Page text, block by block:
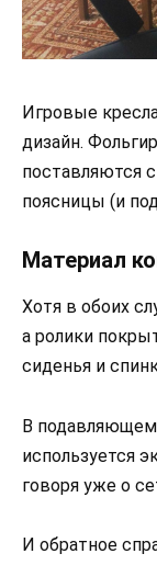
Игровые
дизайн.
поставляются
поясницы (и
Материал
Хотя в обоих
а ролики
сиденья и
В
используется
говоря уже о
И обратное